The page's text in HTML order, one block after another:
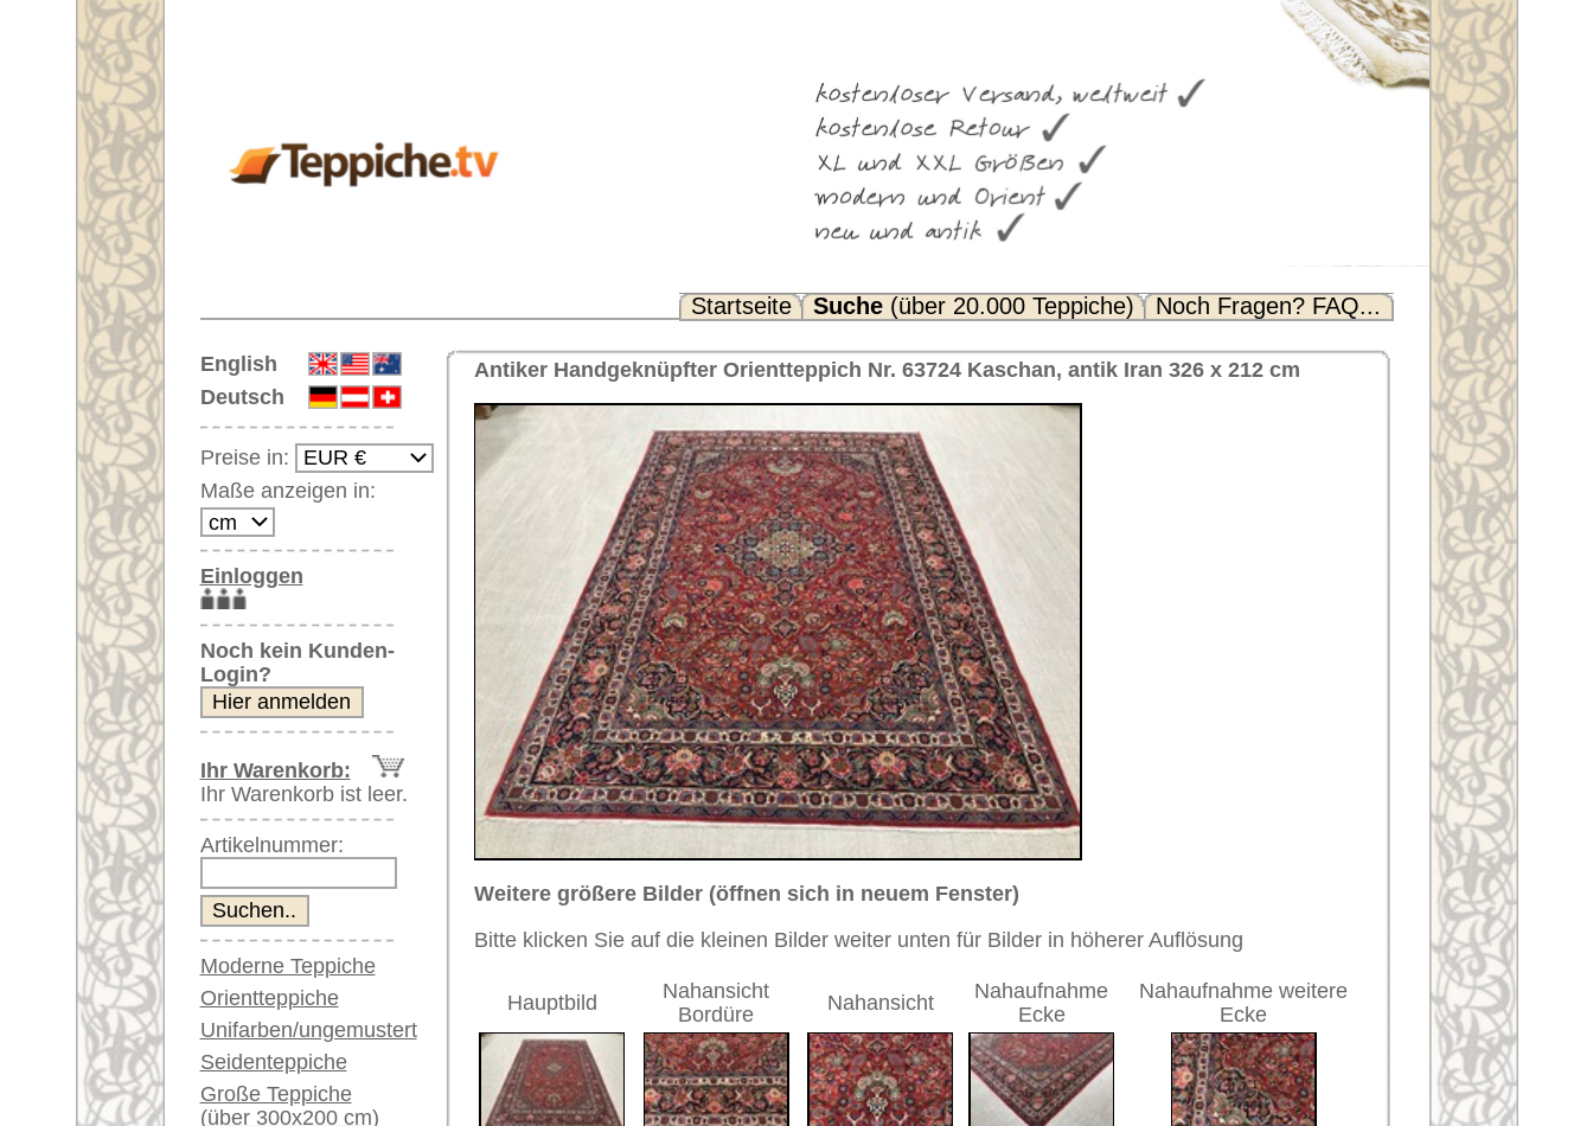
Noch Fragen? FAQ...
English
Deutsch
Preise in:
Maße anzeigen in:
Einloggen
Noch kein Kunden-
Login?
Ihr Warenkorb:
Ihr Warenkorb ist leer.
Artikelnummer:
Moderne Teppiche
Orientteppiche
Unifarben/ungemustert
Seidenteppiche
Große Teppiche
(über 300x200 cm)
Sehr große XL Teppiche
(über 400x200 cm)
Riesige XXL Teppiche
(über 600x200 cm)
Läufer / Galerien
Runde & ovale Teppiche
Antike Teppiche
Antike China Teppiche
Blaue Teppiche
Graue Teppiche
Braune Teppiche
Blaue Teppiche
Grüne Teppiche
Rot/pink/flieder/lila
Beige/hell/cremefarben
Ein kleines Teppich-
Glossar...
Weitere größere Bilder (öffnen sich in neuem Fenster)
Bitte klicken Sie auf die kleinen Bilder weiter unten für Bilder in höherer Auflösung
Nahansicht
Nahaufnahme
Ecke
Nahaufnahme weitere
Ecke
Nahansicht Medaillon
Artikelnummer:
63724
Kaschan, antik
Iran
326 x 212 cm
Alter:
Musterung:
floral / Medaillon
Grundfarbe:
Unikat. Handgeknüpfter / traditionell orientalischer Teppich
Der Flor dieses Teppichs besteht aus Wolle